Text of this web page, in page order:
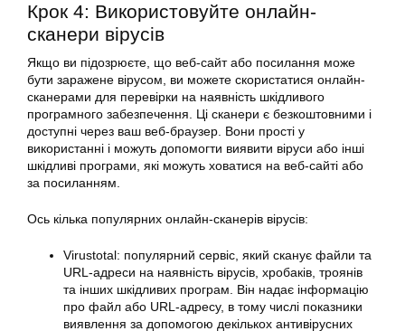
Крок 4: Використовуйте онлайн-
сканери вірусів
Якщо ви підозрюєте, що веб-сайт або посилання може
бути заражене вірусом, ви можете скористатися онлайн-
сканерами для перевірки на наявність шкідливого
програмного забезпечення. Ці сканери є безкоштовними і
доступні через ваш веб-браузер. Вони прості у
використанні і можуть допомогти виявити віруси або інші
шкідливі програми, які можуть ховатися на веб-сайті або
за посиланням.
Ось кілька популярних онлайн-сканерів вірусів:
Virustotal: популярний сервіс, який сканує файли та
URL-адреси на наявність вірусів, хробаків, троянів
та інших шкідливих програм. Він надає інформацію
про файл або URL-адресу, в тому числі показники
виявлення за допомогою декількох антивірусних